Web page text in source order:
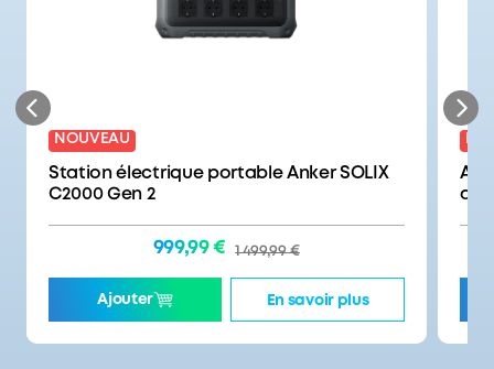
NOUVEAU
Station électrique portable Anker SOLIX
C2000 Gen 2
999,99 € 1 499,99 €
Ajouter En savoir plus